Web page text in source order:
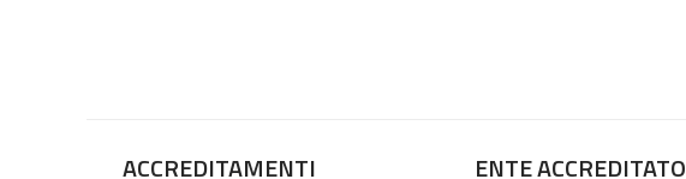
ACCREDITAMENTI ENTE ACCREDITATO